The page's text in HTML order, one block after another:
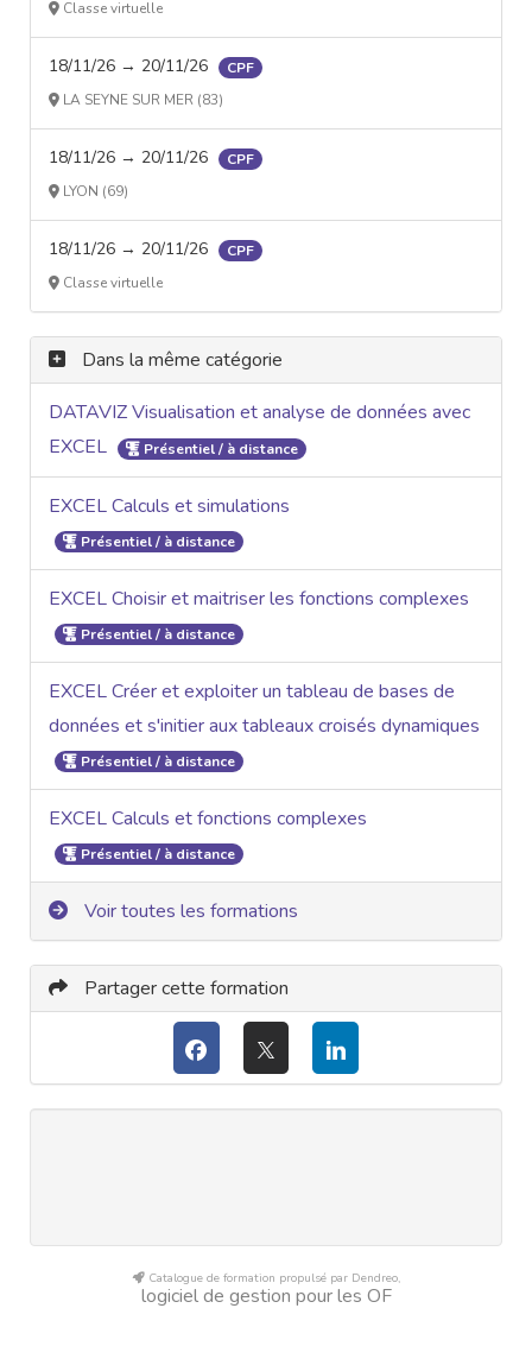
Classe virtuelle
18/11/26 → 20/11/26
CPF
LA SEYNE SUR MER (83)
18/11/26 → 20/11/26
CPF
LYON (69)
18/11/26 → 20/11/26
CPF
Classe virtuelle
Dans la même catégorie
DATAVIZ Visualisation et analyse de données avec
EXCEL
Présentiel / à distance
EXCEL Calculs et simulations
Présentiel / à distance
EXCEL Choisir et maitriser les fonctions complexes
Présentiel / à distance
EXCEL Créer et exploiter un tableau de bases de
données et s'initier aux tableaux croisés dynamiques
Présentiel / à distance
EXCEL Calculs et fonctions complexes
Présentiel / à distance
Voir toutes les formations
Partager cette formation
Catalogue de formation propulsé par Dendreo,
logiciel de gestion pour les OF